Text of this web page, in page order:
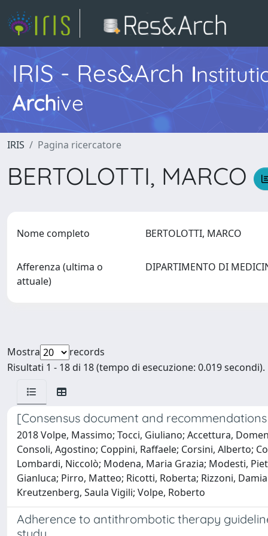
IRIS - Res&Arch I
Archive
IRIS Pagina ricercatore
BERTOLOTTI, MARCO
Nome completo BERTOLOTTI, MARCO
Afferenza (ultima o
attuale)
DIPARTIMENTO DI
Mostra
records
Risultati 1 - 18 di 18 (tempo di esecuzione: 0.019 secondi).
[Consensus document and
2018 Volpe, Massimo; Tocci, Giuliano; Accettura,
Consoli, Agostino; Coppini, Raffaele; Corsini, Alberto;
Lombardi, Niccolò; Modena, Maria Grazia; Modesti,
Gianluca; Pirro, Matteo; Ricotti, Roberta; Rizzoni,
Kreutzenberg, Saula Vigili; Volpe, Roberto
Adherence to antithrombotic therapy